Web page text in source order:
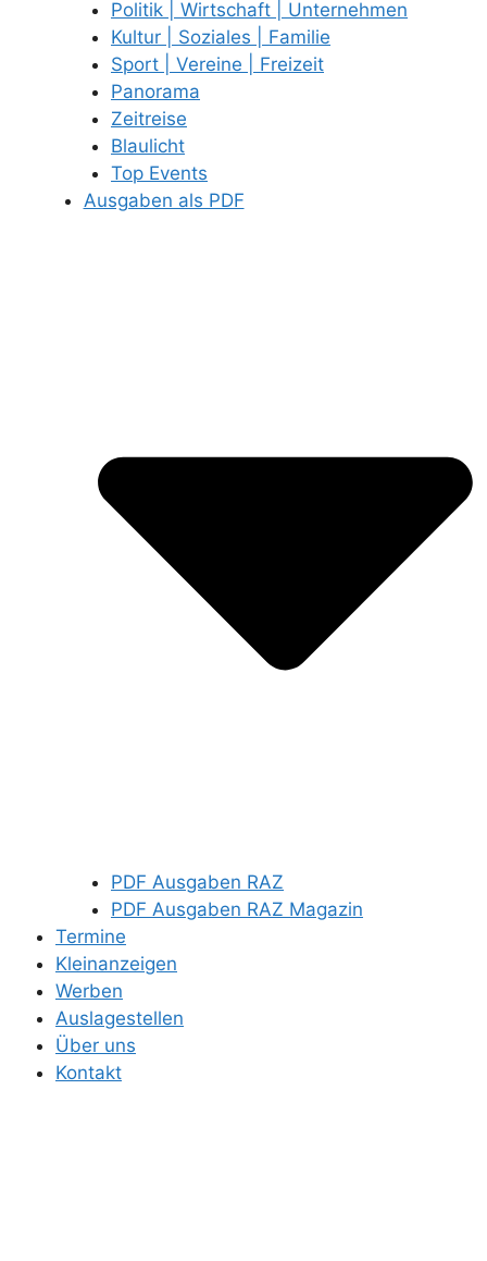
Politik | Wirtschaft | Unternehmen
Kultur | Soziales | Familie
Sport | Vereine | Freizeit
Panorama
Zeitreise
Blaulicht
Top Events
Ausgaben als PDF
PDF Ausgaben RAZ
PDF Ausgaben RAZ Magazin
Termine
Kleinanzeigen
Werben
Auslagestellen
Über uns
Kontakt